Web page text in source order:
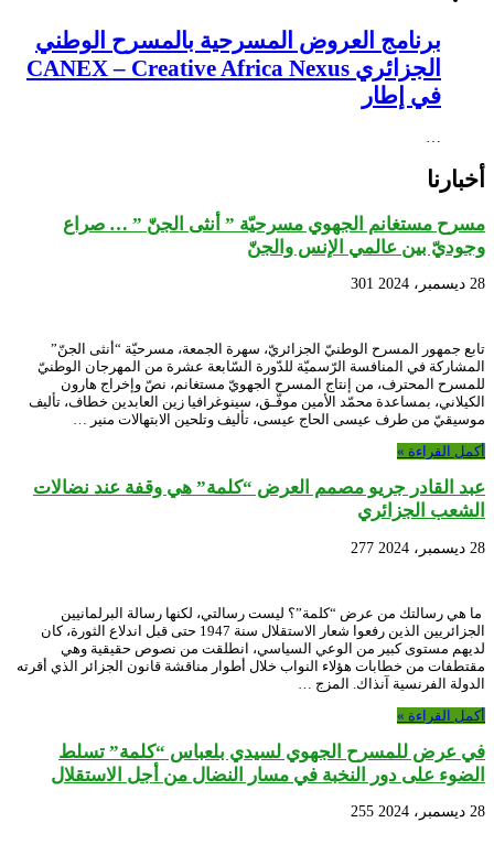
برنامج العروض المسرحية بالمسرح الوطني
الجزائري CANEX – Creative Africa Nexus
في إطار
…
أخبارنا
مسرح مستغانم الجهوي مسرحيّة ” أنثى الجنّ ” … صراع
وجوديّ بين عالمي الإنس والجنّ
28 ديسمبر، 2024 301
تابع جمهور المسرح الوطنيّ الجزائريّ، سهرة الجمعة، مسرحيّة “أنثى الجنّ”
المشاركة في المنافسة الرّسميّة للدّورة السّابعة عشرة من المهرجان الوطنيّ
للمسرح المحترف، من إنتاج المسرح الجهويّ مستغانم، نصّ وإخراج هارون
الكيلاني، بمساعدة محمّد الأمين موفّـق، سينوغرافيا زين العابدين خطاف، تأليف
موسيقيّ من طرف عيسى الحاج عيسى، تأليف وتلحين الابتهالات منير …
أكمل القراءة »
عبد القادر جريو مصمم العرض “كلمة” هي وقفة عند نضالات
الشعب الجزائري
28 ديسمبر، 2024 277
ما هي رسالتك من عرض “كلمة”؟ ليست رسالتي، لكنها رسالة البرلمانيين
الجزائريين الذين رفعوا شعار الاستقلال سنة 1947 حتى قبل اندلاع الثورة، كان
لديهم مستوى كبير من الوعي السياسي، انطلقت من نصوص حقيقية وهي
مقتطفات من خطابات هؤلاء النواب خلال أطوار مناقشة قانون الجزائر الذي أقرته
الدولة الفرنسية آنذاك. المزج …
أكمل القراءة »
في عرض للمسرح الجهوي لسيدي بلعباس “كلمة” تسلط
الضوء على دور النخبة في مسار النضال من أجل الاستقلال
28 ديسمبر، 2024 255